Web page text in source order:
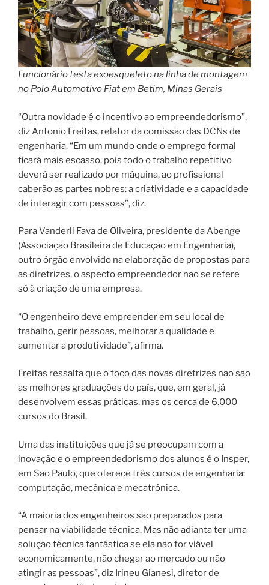
Funcionário testa exoesqueleto na linha de montagem
no Polo Automotivo Fiat em Betim, Minas Gerais
“Outra novidade é o incentivo ao empreendedorismo”,
diz Antonio Freitas, relator da comissão das DCNs de
engenharia. “Em um mundo onde o emprego formal
ficará mais escasso, pois todo o trabalho repetitivo
deverá ser realizado por máquina, ao profissional
caberão as partes nobres: a criatividade e a capacidade
de interagir com pessoas”, diz.
Para Vanderli Fava de Oliveira, presidente da Abenge
(Associação Brasileira de Educação em Engenharia),
outro órgão envolvido na elaboração de propostas para
as diretrizes, o aspecto empreendedor não se refere
só à criação de uma empresa.
“O engenheiro deve empreender em seu local de
trabalho, gerir pessoas, melhorar a qualidade e
aumentar a produtividade”, afirma.
Freitas ressalta que o foco das novas diretrizes não são
as melhores graduações do país, que, em geral, já
desenvolvem essas práticas, mas os cerca de 6.000
cursos do Brasil.
Uma das instituições que já se preocupam com a
inovação e o empreendedorismo dos alunos é o Insper,
em São Paulo, que oferece três cursos de engenharia:
computação, mecânica e mecatrônica.
“A maioria dos engenheiros são preparados para
pensar na viabilidade técnica. Mas não adianta ter uma
solução técnica fantástica se ela não for viável
economicamente, não chegar ao mercado ou não
atingir as pessoas”, diz Irineu Gianesi, diretor de